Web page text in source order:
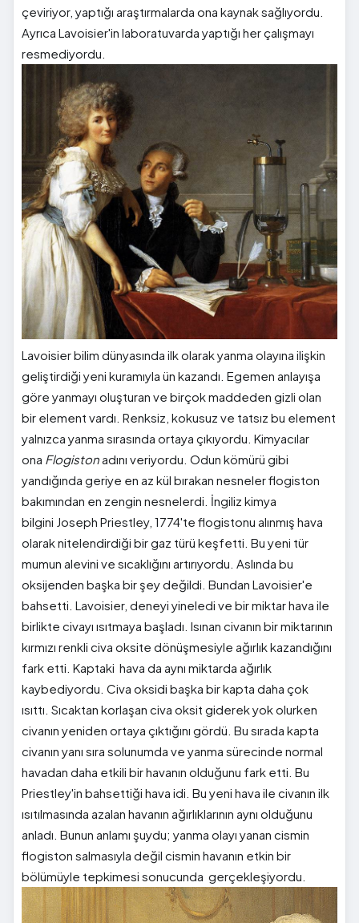
çeviriyor, yaptığı araştırmalarda ona kaynak sağlıyordu.
Ayrıca Lavoisier'in laboratuvarda yaptığı her çalışmayı
resmediyordu.
Lavoisier bilim dünyasında ilk olarak yanma olayına ilişkin
geliştirdiği yeni kuramıyla ün kazandı. Egemen anlayışa
göre yanmayı oluşturan ve birçok maddeden gizli olan
bir element vardı. Renksiz, kokusuz ve tatsız bu element
yalnızca yanma sırasında ortaya çıkıyordu. Kimyacılar
ona Flogistonadını veriyordu. Odun kömürü gibi
yandığında geriye en az kül bırakan nesneler flogiston
bakımından en zengin nesnelerdi. İngiliz kimya
bilgini Joseph Priestley, 1774'te flogistonu alınmış hava
olarak nitelendirdiği bir gaz türü keşfetti. Bu yeni tür
mumun alevini ve sıcaklığını artırıyordu. Aslında bu
oksijenden başka bir şey değildi. Bundan Lavoisier'e
bahsetti. Lavoisier, deneyi yineledi ve bir miktar hava ile
birlikte civayı ısıtmaya başladı. Isınan civanın bir miktarının
kırmızı renkli civa oksite dönüşmesiyle ağırlık kazandığını
fark etti. Kaptaki hava da aynı miktarda ağırlık
kaybediyordu. Civa oksidi başka bir kapta daha çok
ısıttı. Sıcaktan korlaşan civa oksit giderek yok olurken
civanın yeniden ortaya çıktığını gördü. Bu sırada kapta
civanın yanı sıra solunumda ve yanma sürecinde normal
havadan daha etkili bir havanın olduğunu fark etti. Bu
Priestley'in bahsettiği hava idi. Bu yeni hava ile civanın ilk
ısıtılmasında azalan havanın ağırlıklarının aynı olduğunu
anladı. Bunun anlamı şuydu; yanma olayı yanan cismin
flogiston salmasıyla değil cismin havanın etkin bir
bölümüyle tepkimesi sonucunda gerçekleşiyordu.